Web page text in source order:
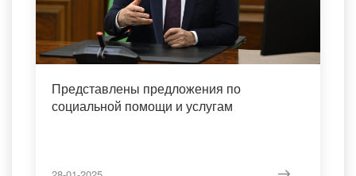
Представлены предложения по
социальной помощи и услугам